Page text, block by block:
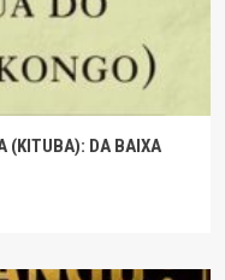
(KITUBA): DA BAIXA